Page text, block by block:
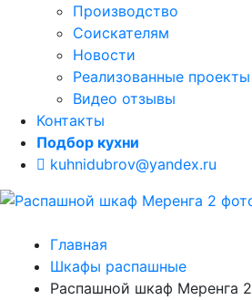
Производство
Соискателям
Новости
Реализованные проекты
Видео отзывы
Контакты
Подбор кухни
kuhnidubrov@yandex.ru
Главная
Шкафы распашные
Распашной шкаф Меренга 2